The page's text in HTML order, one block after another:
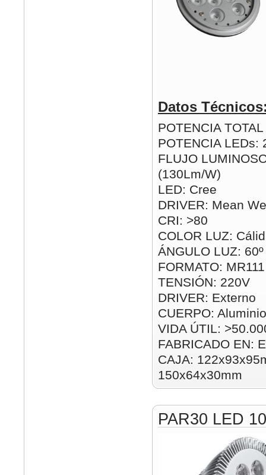
Datos
POTENCIA
POTENCIA LEDs:
FLUJO
(130Lm/W)
LED: Cree
DRIVER: Mean
CRI: >80
COLOR LUZ:
ÁNGULO LUZ: 60º
FORMATO: MR111
TENSIÓN: 220V
DRIVER: Externo
CUERPO: Aluminio
VIDA ÚTIL:
FABRICADO EN:
CAJA:
150x64x30mm
PAR30 LED